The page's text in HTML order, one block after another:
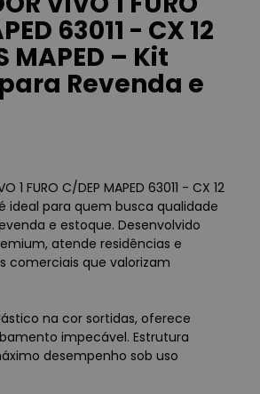
63011 - CX 12
MAPED – Kit
Revenda e
1 FURO C/DEP MAPED 63011 - CX 12
é ideal para quem busca qualidade
e estoque. Desenvolvido
atende residências e
comerciais que valorizam
na cor sortidas, oferece
impecável. Estrutura
desempenho sob uso